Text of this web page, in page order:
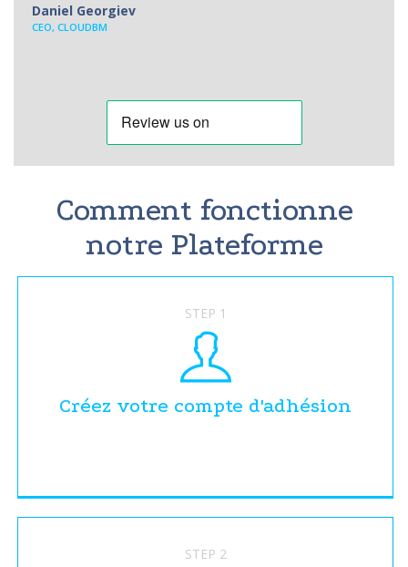
Daniel Georgiev
CEO, CLOUDBM
Comment fonctionne
notre Plateforme
STEP 1
Créez votre compte d'adhésion
STEP 2